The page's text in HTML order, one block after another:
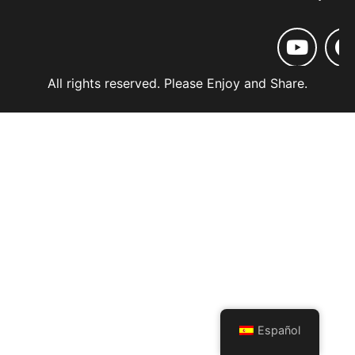
All rights reserved. Please Enjoy and Share.
Español